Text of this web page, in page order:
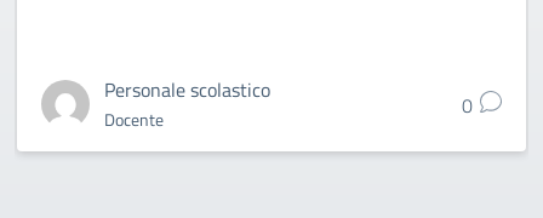
Personale scolastico
Docente 0